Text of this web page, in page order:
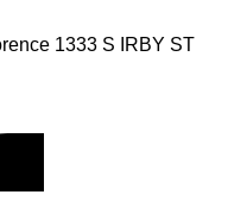
1333 S IRBY ST